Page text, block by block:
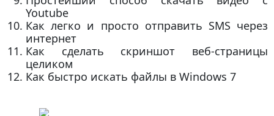
Youtube
Как легко и просто отправить SMS через
интернет
Как сделать скриншот веб-страницы
целиком
Как быстро искать файлы в Windows 7